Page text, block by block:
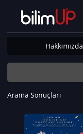
Hakkımızda
Arama Sonuçları